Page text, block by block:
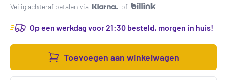
Veilig achteraf betalen via
of
Op een werkdag voor 21:30 besteld, morgen in huis!
Toevoegen aan winkelwagen